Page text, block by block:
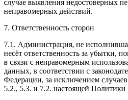
случае выявления недостоверных
неправомерных действий.
7. Ответственность сторон
7.1. Администрация, не
несёт ответственность за убытки,
в связи с неправомерным
данных, в соответствии с
Федерации, за исключением
5.2., 5.3. и 7.2. настоящей